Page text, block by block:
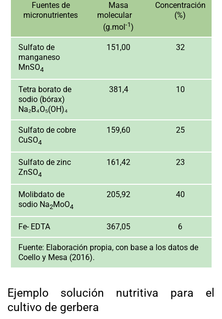
Fuentes de
micronutrientes
Masa
molecular
(g.mol-1)
Concentración
(%)
Sulfato de
manganeso
MnSO4
151,00 32
Tetra borato de
sodio (bórax)
Na₂B₄O₅(OH)₄
381,4 10
Sulfato de cobre
CuSO4
159,60 25
Sulfato de zinc
ZnSO4
161,42 23
Molibdato de
sodio Na2MoO4
205,92 40
Fe- EDTA 367,05 6
Fuente: Elaboración propia, con base a los datos de
Coello y Mesa (2016).
Ejemplo solución nutritiva para el
cultivo de gerbera